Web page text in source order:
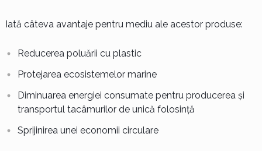
Iată câteva avantaje pentru mediu ale acestor produse:
Reducerea poluării cu plastic
Protejarea ecosistemelor marine
Diminuarea energiei consumate pentru producerea și
transportul tacâmurilor de unică folosință
Sprijinirea unei economii circulare